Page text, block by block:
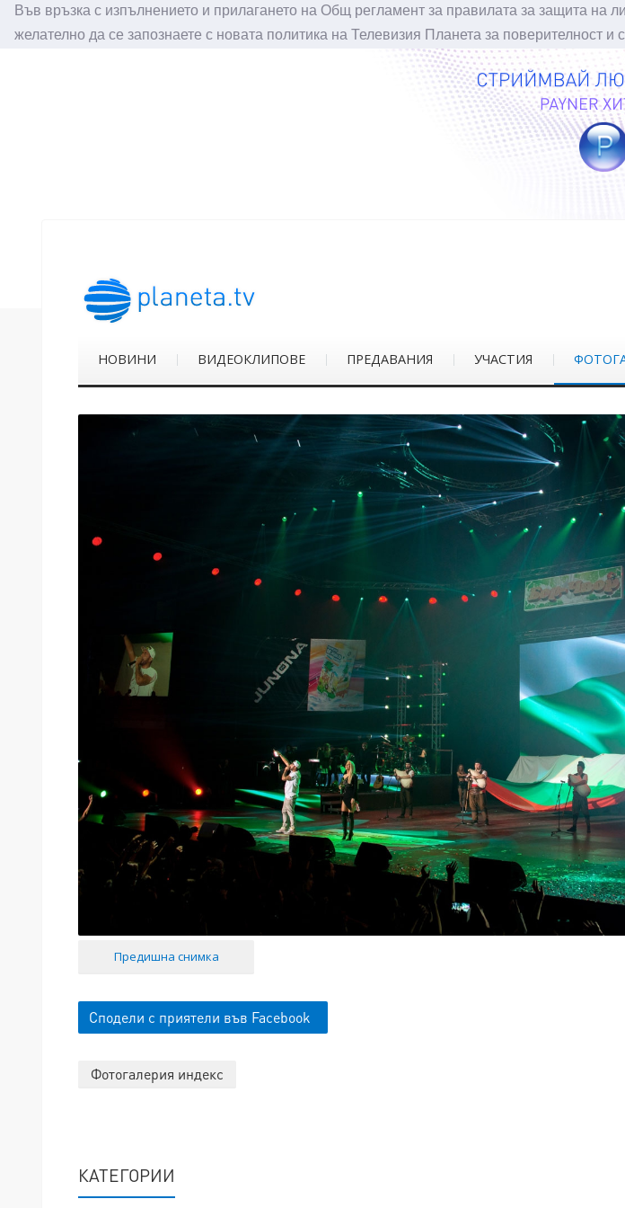
Във връзка с изпълнението и прилагането на Общ регламент за правилата за защита на
желателно да се запознаете с новата политика на Телевизия Планета за поверителност и
НОВИНИ ВИДЕОКЛИПОВЕ ПРЕДАВАНИЯ УЧАСТИЯ
Предишна снимка
Сподели с приятели във Facebook
Фотогалерия индекс
КАТЕГОРИИ